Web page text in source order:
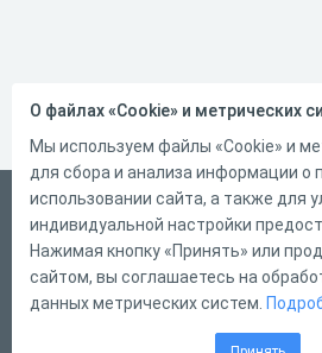
Русский
Справка
Форма обратной связи
О файлах «Cookie» и метрических
Мы используем файлы «Cookie» и
для сбора и анализа информации о
использовании сайта, а также для
индивидуальной настройки
Нажимая кнопку «Принять» или
сайтом, вы соглашаетесь на
данных метрических систем.